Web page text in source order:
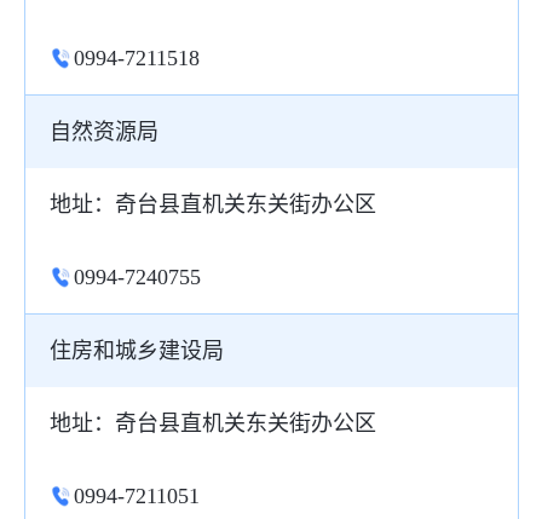
0994-7211518
自然资源局
地址：奇台县直机关东关街办公区
0994-7240755
住房和城乡建设局
地址：奇台县直机关东关街办公区
0994-7211051